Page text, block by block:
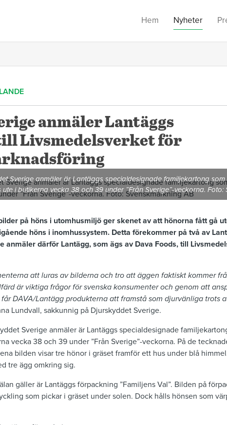
Hem Nyheter
anmäler Lantäggs
Livsmedelsverket för
Sverige anmäler är Lantäggs specialdesignade familjekartong
ute i butikerna vecka 38 och 39 under ”Från Sverige”-veckorna. Foto:
på höns i utomhusmiljö ger skenet av att hönorna fått gå
höns i inomhussystem. Detta förekommer på två av
anmäler därför Lantägg, som ägs av Dava Foods, till
att luras av bilderna och tro att äggen faktiskt kommer
är viktiga frågor för svenska konsumenter och genom att
DAVA/Lantägg produkterna att framstå som djurvänliga trots
Lundvall, sakkunnig på Djurskyddet Sverige.
Sverige anmäler är Lantäggs specialdesignade
vecka 38 och 39 under ”Från Sverige”-veckorna. På de
bilden visar tre hönor i gräset framför ett hus under blå
tre ägg omkring sig.
gäller är Lantäggs förpackning ”Familjens Val”. Bilden på
som pickar i gräset under solen. Dock hålls hönsen som